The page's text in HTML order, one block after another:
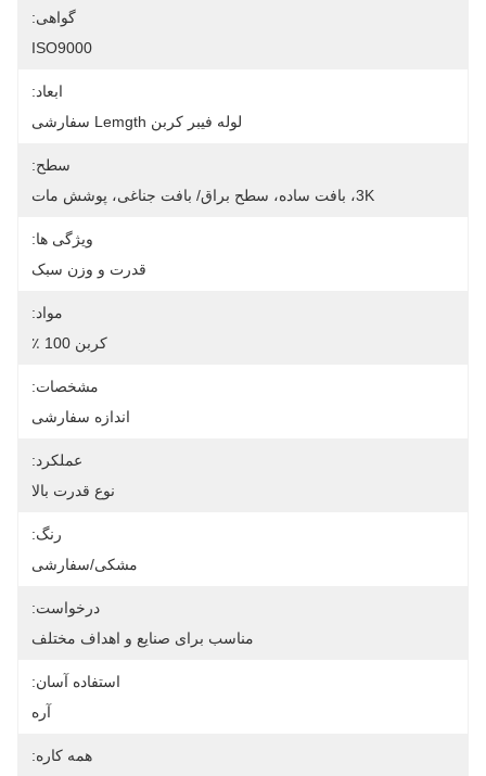
گواهی:
ISO9000
ابعاد:
لوله فیبر کربن Lemgth سفارشی
سطح:
3K، بافت ساده، سطح براق/ بافت جناغی، پوشش مات
ویژگی ها:
قدرت و وزن سبک
مواد:
کربن 100 ٪
مشخصات:
اندازه سفارشی
عملکرد:
نوع قدرت بالا
رنگ:
مشکی/سفارشی
درخواست:
مناسب برای صنایع و اهداف مختلف
استفاده آسان:
آره
همه کاره: